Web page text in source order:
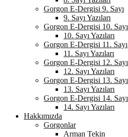
Gorgon E-Dergisi 9. Sayı
9. Sayı Yazıları
Gorgon E-Dergisi 10. Sayı
10. Sayı Yazıları
Gorgon E-Dergisi 11. Sayı
11. Sayı Yazıları
Gorgon E-Dergisi 12. Sayı
12. Sayı Yazıları
Gorgon E-Dergisi 13. Sayı
13. Sayı Yazıları
Gorgon E-Dergisi 14. Sayı
14. Sayı Yazıları
Hakkımızda
Gorgonlar
Arman Tekin